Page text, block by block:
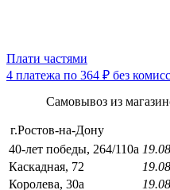
Плати частями
4 платежа по 364 ₽ без
Самовывоз из
г.Ростов-на-Дону
40-лет победы, 264/110а
Каскадная, 72
Королева, 30а